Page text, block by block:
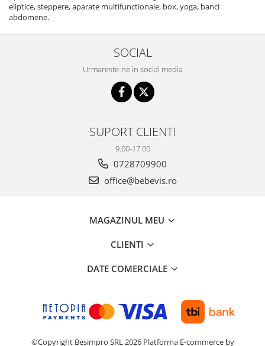
eliptice, steppere, aparate multifunctionale, box, yoga, banci
abdomene.
SOCIAL
Urmareste-ne in social media
SUPORT CLIENTI
9.00-17.00
0728709900
office@bebevis.ro
MAGAZINUL MEU
CLIENTI
DATE COMERCIALE
©Copyright Besimpro SRL 2026 Platforma E-commerce by